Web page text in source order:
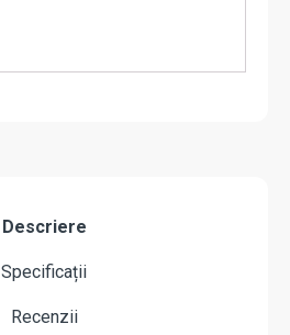
Descriere
Specificații
Recenzii